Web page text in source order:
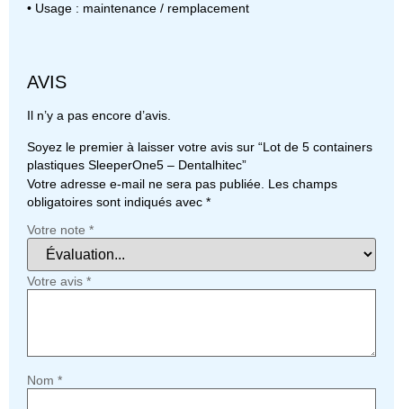
• Usage : maintenance / remplacement
AVIS
Il n’y a pas encore d’avis.
Soyez le premier à laisser votre avis sur “Lot de 5 containers
plastiques SleeperOne5 – Dentalhitec”
Votre adresse e-mail ne sera pas publiée. Les champs
obligatoires sont indiqués avec *
Votre note *
Votre avis *
Nom *